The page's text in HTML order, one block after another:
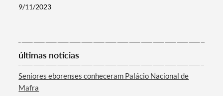
9/11/2023
últimas notícias
Seniores eborenses conheceram Palácio Nacional de
Mafra